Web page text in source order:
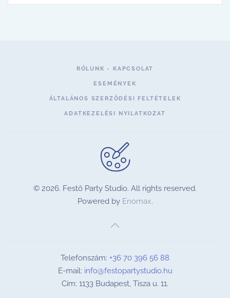
RÓLUNK - KAPCSOLAT
ESEMÉNYEK
ÁLTALÁNOS SZERZŐDÉSI FELTÉTELEK
ADATKEZELÉSI NYILATKOZAT
© 2026. Festő Party Studio. All rights reserved.
Powered by Enomax.
Telefonszám: +36 70 396 56 88
E-mail: info@festopartystudio.hu
Cím: 1133 Budapest, Tisza u. 11.